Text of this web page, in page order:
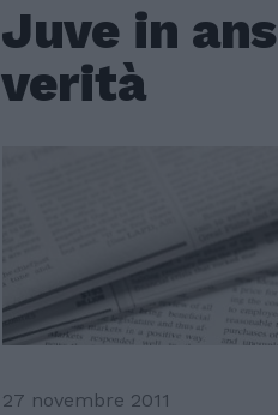
Juve in
verità
27 novembre 2011